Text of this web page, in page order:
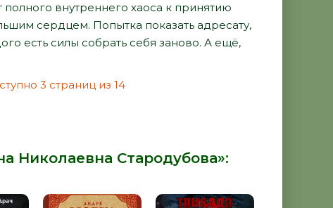
внутреннего хаоса к принятию
сердцем. Попытка показать адресату,
есть силы собрать себя заново. А ещё,
3 страниц из 14
Николаевна Стародубова»: